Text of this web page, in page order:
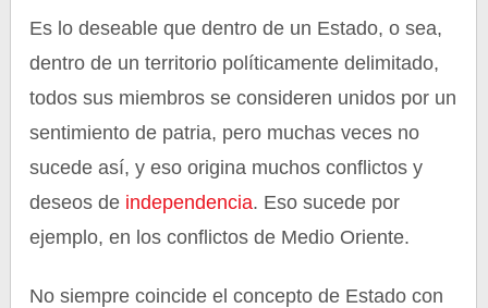
Es lo deseable que dentro de un Estado, o sea,
dentro de un territorio políticamente delimitado,
todos sus miembros se consideren unidos por un
sentimiento de patria, pero muchas veces no
sucede así, y eso origina muchos conflictos y
deseos de independencia. Eso sucede por
ejemplo, en los conflictos de Medio Oriente.
No siempre coincide el concepto de Estado con